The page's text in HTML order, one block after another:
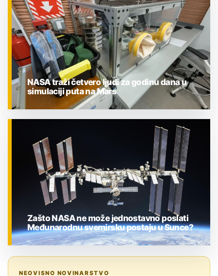
NASA traži četvero ljudi za godinu dana u
simulaciji puta na Mars
Zašto NASA ne može jednostavno poslati
Međunarodnu svemirsku postaju u Sunce?
NEOVISNO NOVINARSTVO